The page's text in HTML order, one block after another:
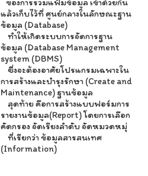
ของการรวมแฟ้มข้อมูล เข้าด้วยกัน
แล้วเก็บไว้ที่ ศูนย์กลางในลักษณะฐาน
ข้อมูล (Database)
ทำให้เกิดระบบการจัดการฐาน
ข้อมูล (Database Management
system (DBMS)
ซึ่งจะต้องอาศัยโปรแกรมเฉพาะใน
การสร้างและบำรุงรักษา (Create and
Maintenance) ฐานข้อมูล
สุดท้าย คือการสร้างแบบฟอร์มการ
รายงานข้อมูล(Report) โดยการเลือก
คัดกรอง จัดเรียงลำดับ จัดหมวดหมุ่
ที่เรียกว่า ข้อมูลสารสนเทศ
(Information)